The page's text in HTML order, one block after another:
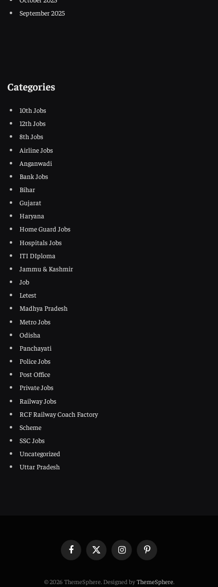
September 2025
Categories
10th Jobs
12th Jobs
8th Jobs
Airline Jobs
Anganwadi
Bank Jobs
Bihar
Gujarat
Haryana
Home Guard Jobs
Hospitals Jobs
ITI DIploma
Jammu & Kashmir
Job
Letest
Madhya Pradesh
Metro Jobs
Odisha
Panchayati
Police Jobs
Post Office
Private Jobs
Railway Jobs
RCF Railway Coach Factory
Scheme
SSC Jobs
Uncategorized
Uttar Pradesh
FacebookX
InstagramPinterest
© 2026 ThemeSphere. Designed byThemeSphere.